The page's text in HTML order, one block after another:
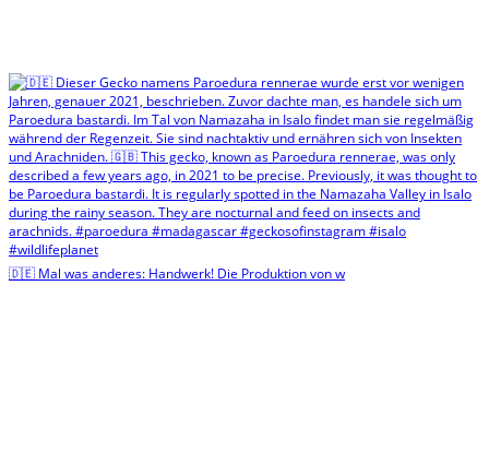
🇩🇪 Mal was anderes: Handwerk! Die Produktion von w